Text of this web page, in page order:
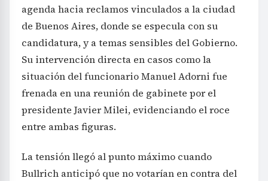
agenda hacia reclamos vinculados a la ciudad
de Buenos Aires, donde se especula con su
candidatura, y a temas sensibles del Gobierno.
Su intervención directa en casos como la
situación del funcionario Manuel Adorni fue
frenada en una reunión de gabinete por el
presidente Javier Milei, evidenciando el roce
entre ambas figuras.
La tensión llegó al punto máximo cuando
Bullrich anticipó que no votarían en contra del